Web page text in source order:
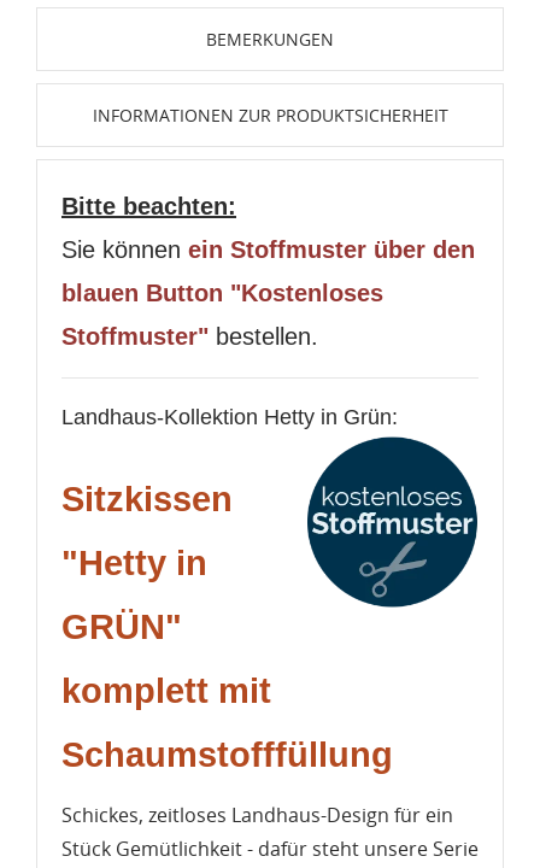
BEMERKUNGEN
INFORMATIONEN ZUR PRODUKTSICHERHEIT
Bitte beachten:
Sie können ein Stoffmuster über den
blauen Button "Kostenloses
Stoffmuster" bestellen.
Landhaus-Kollektion Hetty in Grün:
Sitzkissen
"Hetty in
GRÜN"
komplett mit
Schaumstofffüllung
Schickes, zeitloses Landhaus-Design für ein
Stück Gemütlichkeit - dafür steht unsere Serie